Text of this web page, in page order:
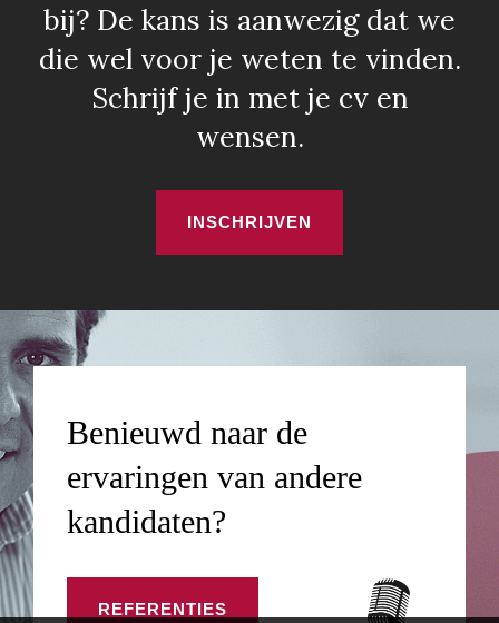
bij? De kans is aanwezig dat we
die wel voor je weten te vinden.
Schrijf je in met je cv en
wensen.
INSCHRIJVEN
Benieuwd naar de
ervaringen van andere
kandidaten?
REFERENTIES